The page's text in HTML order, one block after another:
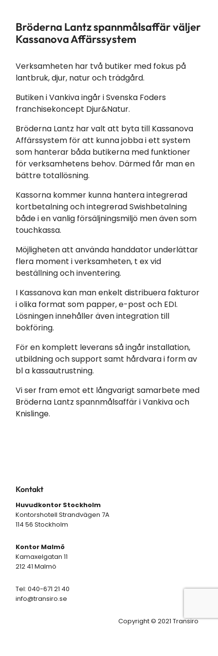
Bröderna Lantz spannmålsaffär väljer
Kassanova Affärssystem
Verksamheten har två butiker med fokus på
lantbruk, djur, natur och trädgård.
Butiken i Vankiva ingår i Svenska Foders
franchisekoncept Djur&Natur.
Bröderna Lantz har valt att byta till Kassanova
Affärssystem för att kunna jobba i ett system
som hanterar båda butikerna med funktioner
för verksamhetens behov. Därmed får man en
bättre totallösning.
Kassorna kommer kunna hantera integrerad
kortbetalning och integrerad Swishbetalning
både i en vanlig försäljningsmiljö men även som
touchkassa.
Möjligheten att använda handdator underlättar
flera moment i verksamheten, t ex vid
beställning och inventering.
I Kassanova kan man enkelt distribuera fakturor
i olika format som papper, e-post och EDI.
Lösningen innehåller även integration till
bokföring.
För en komplett leverans så ingår installation,
utbildning och support samt hårdvara i form av
bl a kassautrustning.
Vi ser fram emot ett långvarigt samarbete med
Bröderna Lantz spannmålsaffär i Vankiva och
Knislinge.
Kontakt
Huvudkontor Stockholm
Kontorshotell Strandvägen 7A
114 56 Stockholm
Kontor Malmö
Kamaxelgatan 11
212 41 Malmö
Tel: 040-671 21 40
info@transiro.se
Copyright © 2021 Transiro